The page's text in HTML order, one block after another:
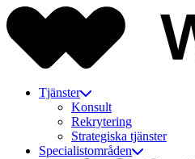
Tjänster
Konsult
Rekrytering
Strategiska tjänster
Specialistområden